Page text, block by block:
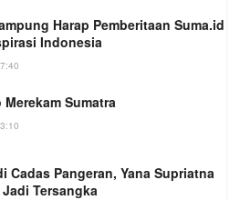
Harap Pemberitaan Suma.id
Indonesia
Merekam Sumatra
Cadas Pangeran, Yana Supriatna
Tersangka